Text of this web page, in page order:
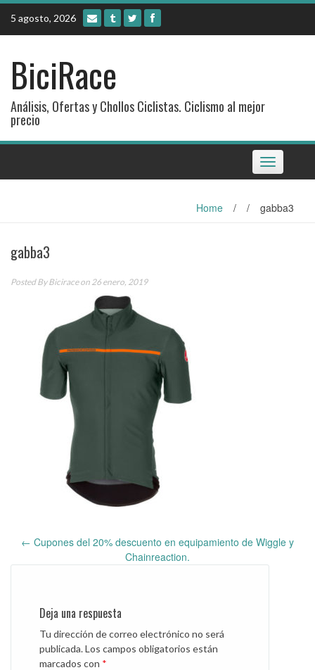
Skip
content
5 agosto, 2026
BiciRace
Análisis, Ofertas y Chollos Ciclistas. Ciclismo al mejor
precio
Toggle
navigation
Home / / gabba3
gabba3
Posted ByBiciraceon 26 enero, 2019
navigation
← Cupones del 20% descuento en equipamiento de Wiggle y
Chainreaction.
Deja una respuesta
Tu dirección de correo electrónico no será
publicada.Los campos obligatorios están
marcados con *